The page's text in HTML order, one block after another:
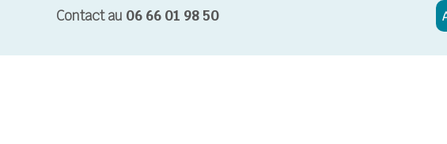
Contact au 06 66 01 98 50